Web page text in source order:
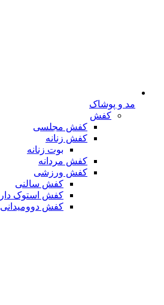
مد و پوشاک
کفش
کفش مجلسی
کفش زنانه
بوت زنانه
کفش مردانه
کفش ورزشی
کفش سالنی
کفش استوک دار
کفش دوومیدانی